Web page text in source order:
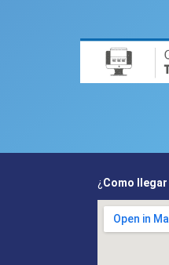
¿ Como llegar